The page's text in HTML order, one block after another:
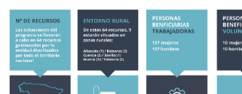
Image